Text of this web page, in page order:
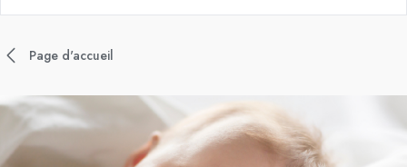
Page d'accueil